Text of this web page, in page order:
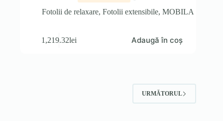
Fotolii de relaxare,Fotolii extensibile,MOBILA
1,219.32lei Adaugă în coș
URMĂTORUL